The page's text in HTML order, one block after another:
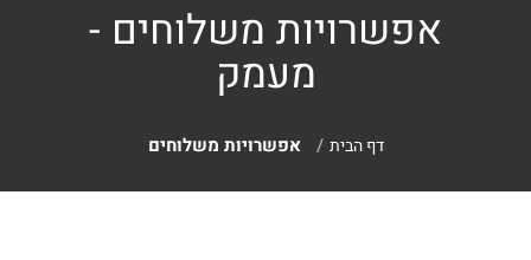
לחנות
לוחאפשרויות משלוחים -
מעמק
דף הבית אפשרויות משלוחים